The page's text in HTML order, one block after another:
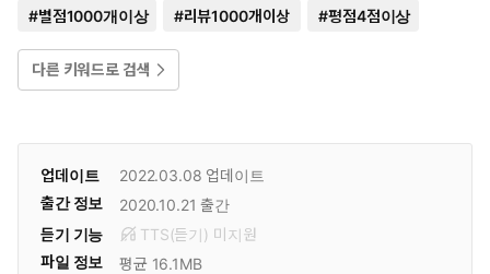
#별점1000개이상 #리뷰1000개이상 #평점4점이상
다른 키워드로 검색
업데이트 2022.03.08 업데이트
출간 정보
2020.10.21 출간
듣기 기능
TTS(듣기) 미 지원
파일 정보
평균 16.1MB